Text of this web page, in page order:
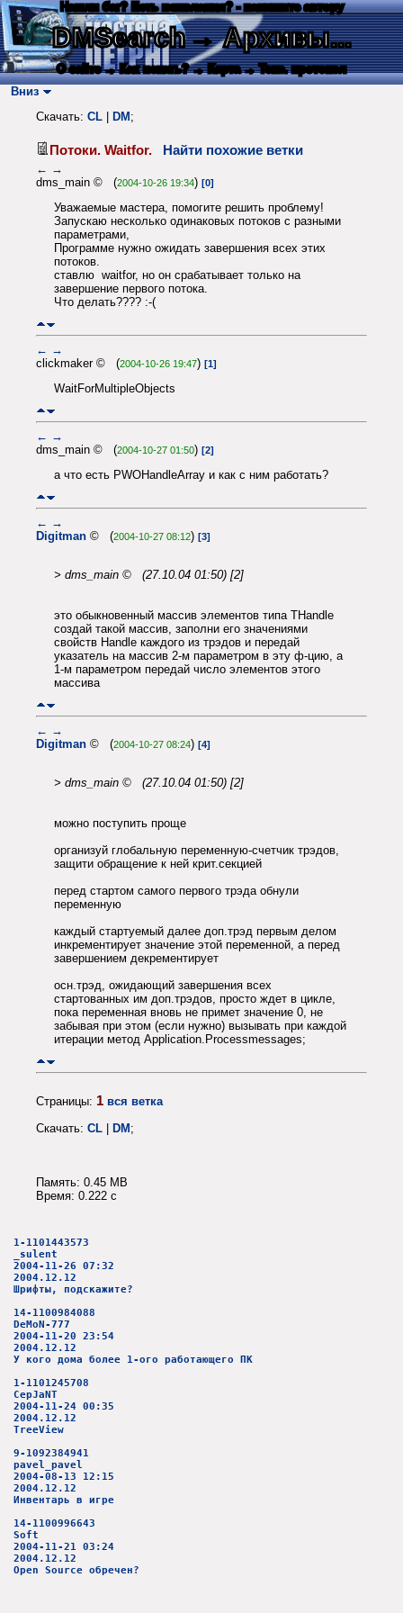
Нашли баг? Есть пожелания? - напишите автору
DMSearch→ Архивы...
О сайте → Как искать? → Карта → Текс. протокол
Вниз
Скачать: CL DM ;
Потоки. Waitfor. Найти похожие ветки
← →
dms_main © (2004-10-26 19:34) [0]
Уважаемые мастера, помогите решить проблему!
Запускаю несколько одинаковых потоков с разными
параметрами,
Программе нужно ожидать завершения всех этих
потоков.
ставлю waitfor, но он срабатывает только на
завершение первого потока.
Что делать???? :-(
← →
clickmaker © (2004-10-26 19:47) [1]
WaitForMultipleObjects
← →
dms_main © (2004-10-27 01:50) [2]
а что есть PWOHandleArray и как с ним работать?
← →
Digitman © (2004-10-27 08:12) [3]
> dms_main © (27.10.04 01:50) [2]
это обыкновенный массив элементов типа THandle
создай такой массив, заполни его значениями
свойств Handle каждого из трэдов и передай
указатель на массив 2-м параметром в эту ф-цию, а
1-м параметром передай число элементов этого
массива
← →
Digitman © (2004-10-27 08:24) [4]
> dms_main © (27.10.04 01:50) [2]
можно поступить проще
организуй глобальную переменную-счетчик трэдов,
защити обращение к ней крит.секцией
перед стартом самого первого трэда обнули
переменную
каждый стартуемый далее доп.трэд первым делом
инкрементирует значение этой переменной, а перед
завершением декрементирует
осн.трэд, ожидающий завершения всех
стартованных им доп.трэдов, просто ждет в цикле,
пока переменная вновь не примет значение 0, не
забывая при этом (если нужно) вызывать при каждой
итерации метод Application.Processmessages;
Страницы: 1 вся ветка
Скачать: CL | DM;
Память: 0.45 MB
Время: 0.222 c
1-1101443573
_sulent
2004-11-26 07:32
2004.12.12
Шрифты, подскажите?
14-1100984088
DeMoN-777
2004-11-20 23:54
2004.12.12
У кого дома более 1-ого работающего ПК
1-1101245708
CepJaNT
2004-11-24 00:35
2004.12.12
TreeView
9-1092384941
pavel_pavel
2004-08-13 12:15
2004.12.12
Инвентарь в игре
14-1100996643
Soft
2004-11-21 03:24
2004.12.12
Open Source обречен?